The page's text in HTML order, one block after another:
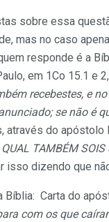
sobre essa
mas no caso
responde é a
em 1Co 15.1 e 2,
recebestes, e
se não é
através do
QUAL TAMBÉM SOIS
isso dizendo que
Bíblia: Carta do
com os que